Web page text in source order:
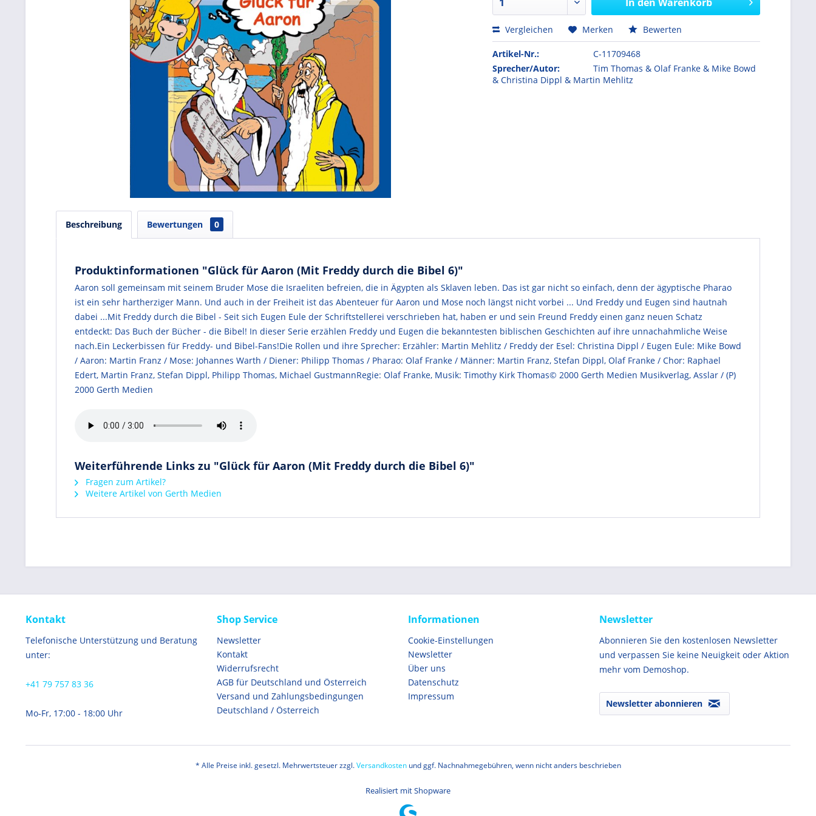
Vergleichen Merken Bewerten
Artikel-Nr.:
C-11709468
Sprecher/Autor:
Tim Thomas & Olaf Franke & Mike Bowd
& Christina Dippl & Martin Mehlitz
Beschreibung Bewertungen 0
Produktinformationen "Glück für Aaron (Mit Freddy durch die Bibel 6)"
Aaron soll gemeinsam mit seinem Bruder Mose die Israeliten befreien, die in Ägypten als Sklaven leben. Das ist gar nicht so einfach, denn der ägyptische Pharao
ist ein sehr hartherziger Mann. Und auch in der Freiheit ist das Abenteuer für Aaron und Mose noch längst nicht vorbei ... Und Freddy und Eugen sind hautnah
dabei ...Mit Freddy durch die Bibel - Seit sich Eugen Eule der Schriftstellerei verschrieben hat, haben er und sein Freund Freddy einen ganz neuen Schatz
entdeckt: Das Buch der Bücher - die Bibel! In dieser Serie erzählen Freddy und Eugen die bekanntesten biblischen Geschichten auf ihre unnachahmliche Weise
nach.Ein Leckerbissen für Freddy- und Bibel-Fans!Die Rollen und ihre Sprecher: Erzähler: Martin Mehlitz / Freddy der Esel: Christina Dippl / Eugen Eule: Mike Bowd
/ Aaron: Martin Franz / Mose: Johannes Warth / Diener: Philipp Thomas / Pharao: Olaf Franke / Männer: Martin Franz, Stefan Dippl, Olaf Franke / Chor: Raphael
Edert, Martin Franz, Stefan Dippl, Philipp Thomas, Michael GustmannRegie: Olaf Franke, Musik: Timothy Kirk Thomas© 2000 Gerth Medien Musikverlag, Asslar / (P)
2000 Gerth Medien
Weiterführende Links zu "Glück für Aaron (Mit Freddy durch die Bibel 6)"
Fragen zum Artikel?
Weitere Artikel von Gerth Medien
Kontakt
Telefonische Unterstützung und Beratung
unter:
+41 79 757 83 36
Mo-Fr, 17:00 - 18:00 Uhr
Shop Service
Newsletter
Kontakt
Widerrufsrecht
AGB für Deutschland und Österreich
Versand und Zahlungsbedingungen
Deutschland / Österreich
Informationen
Cookie-Einstellungen
Newsletter
Über uns
Datenschutz
Impressum
Newsletter
Abonnieren Sie den kostenlosen Newsletter
und verpassen Sie keine Neuigkeit oder Aktion
mehr vom Demoshop.
Newsletter abonnieren
* Alle Preise inkl. gesetzl. Mehrwertsteuer zzgl.Versandkostenund ggf. Nachnahmegebühren, wenn nicht anders beschrieben
Realisiert mit Shopware